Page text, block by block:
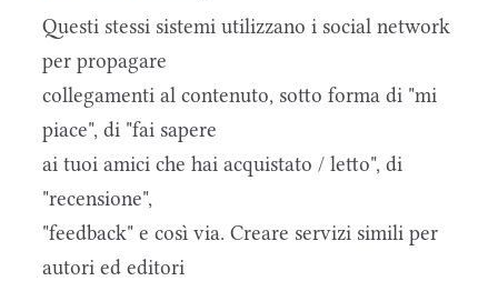
Questi stessi sistemi utilizzano i social network
per propagare
collegamenti al contenuto, sotto forma di "mi
piace", di "fai sapere
ai tuoi amici che hai acquistato / letto", di
"recensione",
"feedback" e così via. Creare servizi simili per
autori ed editori